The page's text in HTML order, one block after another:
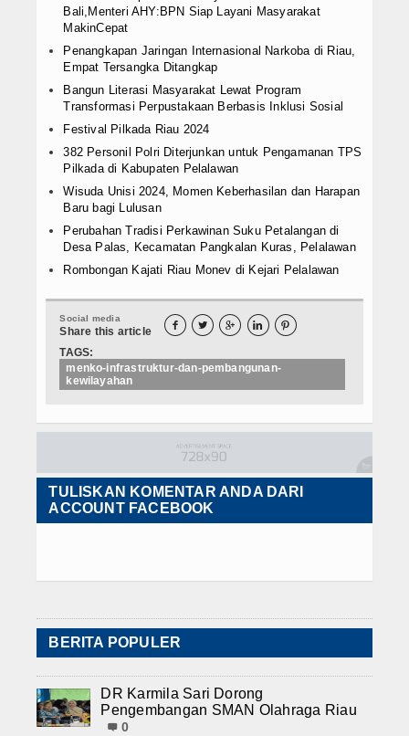
Bali,Menteri AHY:BPN Siap Layani Masyarakat
MakinCepat
Penangkapan Jaringan Internasional Narkoba di Riau,
Empat Tersangka Ditangkap
Bangun Literasi Masyarakat Lewat Program
Transformasi Perpustakaan Berbasis Inklusi Sosial
Festival Pilkada Riau 2024
382 Personil Polri Diterjunkan untuk Pengamanan TPS
Pilkada di Kabupaten Pelalawan
Wisuda Unisi 2024, Momen Keberhasilan dan Harapan
Baru bagi Lulusan
Perubahan Tradisi Perkawinan Suku Petalangan di
Desa Palas, Kecamatan Pangkalan Kuras, Pelalawan
Rombongan Kajati Riau Monev di Kejari Pelalawan
Social media
Share this article     
TAGS:
menko-infrastruktur-dan-pembangunan-
kewilayahan
TULISKAN KOMENTAR ANDA DARI
ACCOUNT FACEBOOK
BERITA POPULER
DR Karmila Sari Dorong
Pengembangan SMAN Olahraga Riau
0